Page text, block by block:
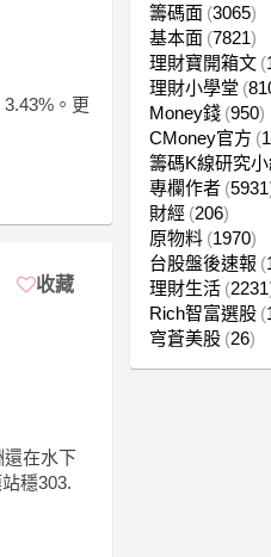
。更
收藏
還在水下
穩303.
籌碼面 3065
基本面 7821
理財寶開箱文
理財小學堂
Money錢 950
CMoney官方
籌碼K線研究
專欄作者 5931
財經 206
原物料 1970
台股盤後速報
理財生活 2231
Rich智富選股
穹蒼美股 26